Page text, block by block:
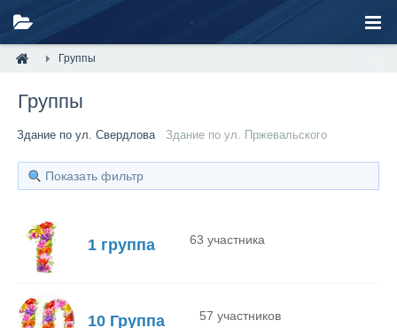
Группы
Группы
Здание по ул. Свердлова Здание по ул. Пржевальского
Показать фильтр
1 группа 63 участника
10 Группа 57 участников